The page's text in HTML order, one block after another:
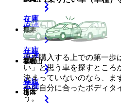
店舗
福島
在庫
在庫
店舗
栃木
福井
在庫
店舗
店舗
和歌山
在庫
在庫
店舗
山口
熊本
在庫
店舗
車を購入する上での第一歩
い」と思う車を探すところ
決まっていないのなら、ま
から自分に合ったボディタ
う。